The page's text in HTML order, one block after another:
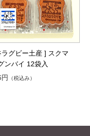
ラグビー土産 ] スクマ
ンバイ 12袋入
（税込み）